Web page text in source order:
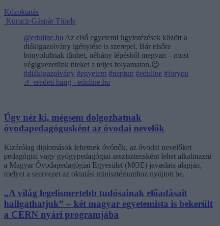
Közoktatás
Kurucz-Gáspár Tünde
@eduline.hu Az első egyetemi ügyintézések között a
diákigazolvány igénylése is szerepel. Bár elsőre
bonyolultnak tűnhet, néhány lépésből megvan – most
végigvezetünk titeket a teljes folyamaton.😉
#diákigazolvány #egyetem #neptun #eduline #foryou
♬ eredeti hang - eduline.hu
Úgy néz ki, mégsem dolgozhatnak
óvodapedagógusként az óvodai nevelők
Kizárólag diplomások lehetnek óvónők, az óvodai nevelőket
pedagógiai vagy gyógypedagógiai asszisztensként lehet alkalmazni
a Magyar Óvodapedagógiai Egyesület (MOE) javaslata alapján,
melyet a szervezet az oktatási minisztériumhoz nyújtott be.
„A világ legelismertebb tudósainak előadásait
hallgathatjuk” – két magyar egyetemista is bekerült
a CERN nyári programjába